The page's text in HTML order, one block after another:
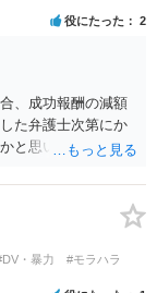
支払義務が肯定さ
るのであれば、車
もそもの慰謝料額
。
役にたった 2
、成功報酬の減額
た弁護士次第にか
と思います。ご参
・暴力
#モラハラ